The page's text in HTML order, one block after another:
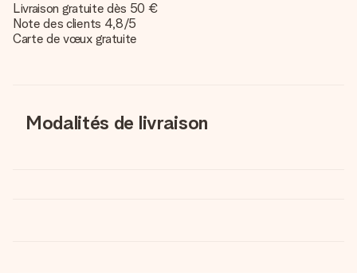
Livraison gratuite dès 50 €
Note des clients 4,8/5
Carte de vœux gratuite
Modalités de livraison